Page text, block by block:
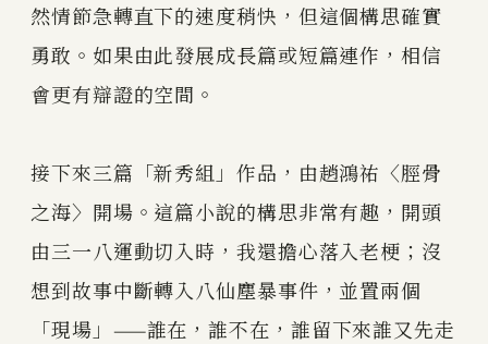
然情節急轉直下的速度稍快，但這個構思確實
勇敢。如果由此發展成長篇或短篇連作，相信
會更有辯證的空間。
接下來三篇「新秀組」作品，由趙鴻祐〈脛骨
之海〉開場。這篇小說的構思非常有趣，開頭
由三一八運動切入時，我還擔心落入老梗；沒
想到故事中斷轉入八仙塵暴事件，並置兩個
「現場」——誰在，誰不在，誰留下來誰又先走